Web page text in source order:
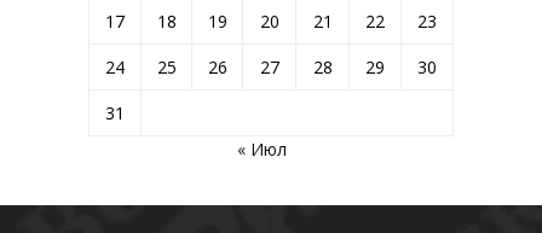
17
18 19 20 21 22
23
24
25 26 27 28 29
30
31
« Июл